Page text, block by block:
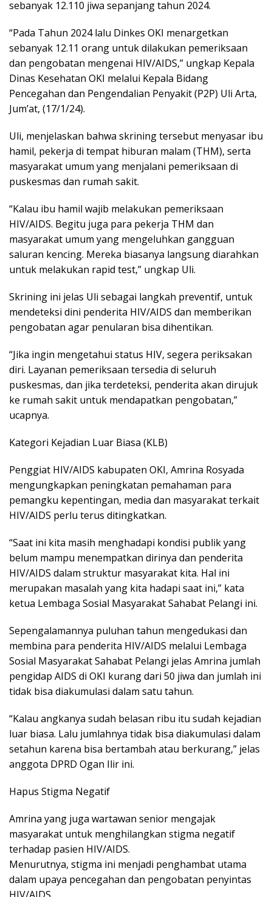
sebanyak 12.110 jiwa sepanjang tahun 2024.
“Pada Tahun 2024 lalu Dinkes OKI menargetkan
sebanyak 12.11 orang untuk dilakukan pemeriksaan
dan pengobatan mengenai HIV/AIDS,” ungkap Kepala
Dinas Kesehatan OKI melalui Kepala Bidang
Pencegahan dan Pengendalian Penyakit (P2P) Uli Arta,
Jum’at, (17/1/24).
Uli, menjelaskan bahwa skrining tersebut menyasar ibu
hamil, pekerja di tempat hiburan malam (THM), serta
masyarakat umum yang menjalani pemeriksaan di
puskesmas dan rumah sakit.
“Kalau ibu hamil wajib melakukan pemeriksaan
HIV/AIDS. Begitu juga para pekerja THM dan
masyarakat umum yang mengeluhkan gangguan
saluran kencing. Mereka biasanya langsung diarahkan
untuk melakukan rapid test,” ungkap Uli.
Skrining ini jelas Uli sebagai langkah preventif, untuk
mendeteksi dini penderita HIV/AIDS dan memberikan
pengobatan agar penularan bisa dihentikan.
“Jika ingin mengetahui status HIV, segera periksakan
diri. Layanan pemeriksaan tersedia di seluruh
puskesmas, dan jika terdeteksi, penderita akan dirujuk
ke rumah sakit untuk mendapatkan pengobatan,”
ucapnya.
Kategori Kejadian Luar Biasa (KLB)
Penggiat HIV/AIDS kabupaten OKI, Amrina Rosyada
mengungkapkan peningkatan pemahaman para
pemangku kepentingan, media dan masyarakat terkait
HIV/AIDS perlu terus ditingkatkan.
“Saat ini kita masih menghadapi kondisi publik yang
belum mampu menempatkan dirinya dan penderita
HIV/AIDS dalam struktur masyarakat kita. Hal ini
merupakan masalah yang kita hadapi saat ini,” kata
ketua Lembaga Sosial Masyarakat Sahabat Pelangi ini.
Sepengalamannya puluhan tahun mengedukasi dan
membina para penderita HIV/AIDS melalui Lembaga
Sosial Masyarakat Sahabat Pelangi jelas Amrina jumlah
pengidap AIDS di OKI kurang dari 50 jiwa dan jumlah ini
tidak bisa diakumulasi dalam satu tahun.
“Kalau angkanya sudah belasan ribu itu sudah kejadian
luar biasa. Lalu jumlahnya tidak bisa diakumulasi dalam
setahun karena bisa bertambah atau berkurang,” jelas
anggota DPRD Ogan Ilir ini.
Hapus Stigma Negatif
Amrina yang juga wartawan senior mengajak
masyarakat untuk menghilangkan stigma negatif
terhadap pasien HIV/AIDS.
Menurutnya, stigma ini menjadi penghambat utama
dalam upaya pencegahan dan pengobatan penyintas